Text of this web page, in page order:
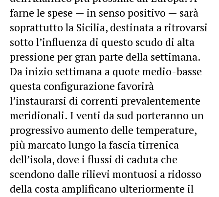
farne le spese — in senso positivo — sarà
soprattutto la Sicilia, destinata a ritrovarsi
sotto l’influenza di questo scudo di alta
pressione per gran parte della settimana.
Da inizio settimana a quote medio-basse
questa configurazione favorirà
l’instaurarsi di correnti prevalentemente
meridionali. I venti da sud porteranno un
progressivo aumento delle temperature,
più marcato lungo la fascia tirrenica
dell’isola, dove i flussi di caduta che
scendono dalle rilievi montuosi a ridosso
della costa amplificano ulteriormente il